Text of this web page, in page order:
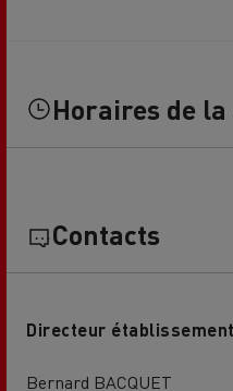
Horaires de la
Contacts
Directeur établissement
Bernard BACQUET